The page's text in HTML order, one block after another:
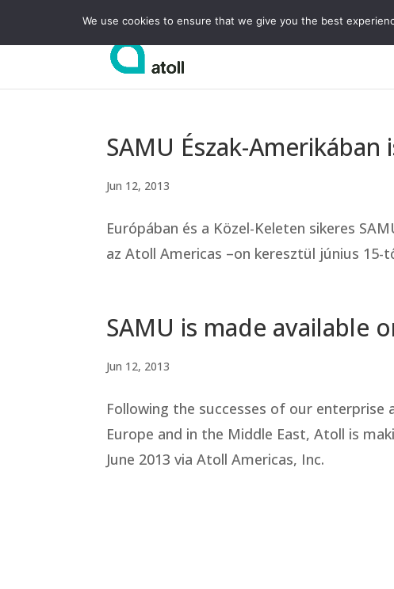
SAMU Észak-
Jun 12, 2013
Európában és a Közel-Keleten sikeres
az Atoll Americas –on keresztül június 15-
SAMU is made available
Jun 12, 2013
Following the successes of our
Europe and in the Middle East, Atoll is
June 2013 via Atoll Americas, Inc.
We use cookies to ensure that we give you the best